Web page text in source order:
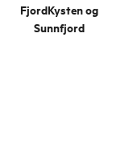
FjordKysten og
Sunnfjord